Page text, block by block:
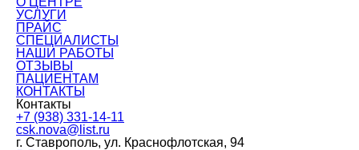
УСЛУГИ
ПРАЙС
СПЕЦИАЛИСТЫ
НАШИ РАБОТЫ
ОТЗЫВЫ
ПАЦИЕНТАМ
КОНТАКТЫ
Контакты
+7 (938) 331-14-11
csk.nova@list.ru
г. Ставрополь, ул. Краснофлотская, 94